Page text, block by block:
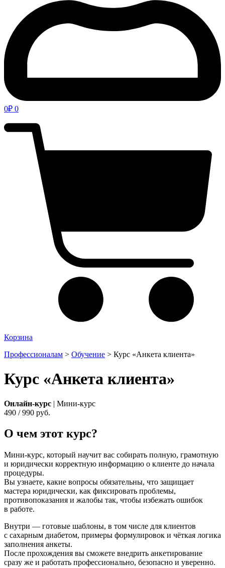
0₽ 0
Корзина
Профессионалам > Обучение > Курс «Анкета клиента»
Курс «Анкета клиента»
Онлайн-курс | Мини-курс
490 / 990 руб.
О чем этот курс?
Мини-курс, который научит вас собирать полную, грамотную
и юридически корректную информацию о клиенте до начала
процедуры.
Вы узнаете, какие вопросы обязательны, что защищает
мастера юридически, как фиксировать проблемы,
противопоказания и жалобы так, чтобы избежать ошибок
в работе.
Внутри — готовые шаблоны, в том числе для клиентов
с сахарным диабетом, примеры формулировок и чёткая логика
заполнения анкеты.
После прохождения вы сможете внедрить анкетирование
сразу же и работать профессионально, безопасно и уверенно.